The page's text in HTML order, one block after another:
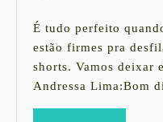
Parte
I
É tudo perfeito
estão firmes pra
shorts. Vamos deixar
Andressa Lima:Bom